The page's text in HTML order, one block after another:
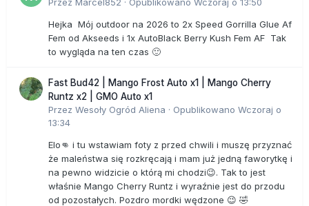
Hejka Mój outdoor na 2026 to 2x Speed Gorrilla Glue Af
Fem od Akseeds i 1x AutoBlack Berry Kush Fem AF Tak
to wygląda na ten czas 🙂
Fast Bud42 | Mango Frost Auto x1 | Mango Cherry
Runtz x2 | GMO Auto x1
Przez Wesoły Ogród Aliena · Opublikowano Wczoraj o
13:34
Elo👊 i tu wstawiam foty z przed chwili i muszę przyznać
że maleństwa się rozkręcają i mam już jedną faworytkę i
na pewno widzicie o którą mi chodzi😉. Tak to jest
właśnie Mango Cherry Runtz i wyraźnie jest do przodu
od pozostałych. Pozdro mordki wędzone 😉 🤣